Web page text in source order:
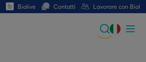
Bialive Contatti Lavorare con Bial